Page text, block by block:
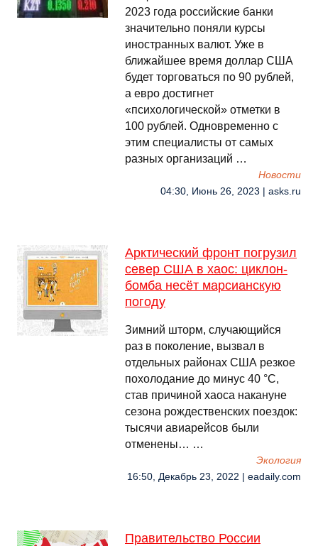
2023 года российские банки
значительно поняли курсы
иностранных валют. Уже в
ближайшее время доллар США
будет торговаться по 90 рублей,
а евро достигнет
«психологической» отметки в
100 рублей. Одновременно с
этим специалисты от самых
разных организаций …
Новости
04:30, Июнь 26, 2023 | asks.ru
Арктический фронт погрузил
север США в хаос: циклон-
бомба несëт марсианскую
погоду
Зимний шторм, случающийся
раз в поколение, вызвал в
отдельных районах США резкое
похолодание до минус 40 °C,
став причиной хаоса накануне
сезона рождественских поездок:
тысячи авиарейсов были
отменены… …
Экология
16:50, Декабрь 23, 2022 | eadaily.com
Правительство России